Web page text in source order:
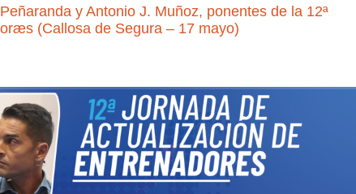
y Antonio J. Muñoz, ponentes de la 12ª
(Callosa de Segura – 17 mayo)